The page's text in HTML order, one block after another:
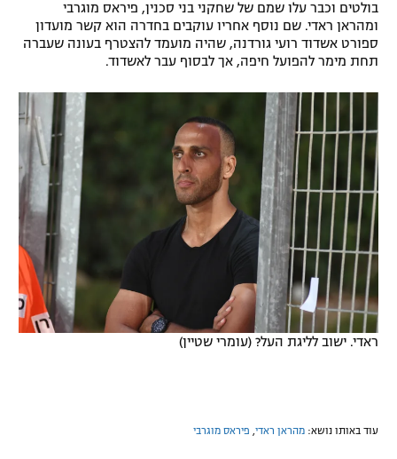
לוח דרושים – ג'ובנט
תגיות
בולטים וכבר עלו שמם של שחקני בני סכנין, פיראס מוגרבי
ומהראן ראדי. שם נוסף אחריו עוקבים בחדרה הוא קשר מועדון
ספורט אשדוד רועי גורדנה, שהיה מועמד להצטרף בעונה שעברה
תחת מימר להפועל חיפה, אך לבסוף עבר לאשדוד.
ראדי. ישוב לליגת העל? (עומרי שטיין)
עוד באותו נושא: מהראן ראדי פיראס מוגרבי